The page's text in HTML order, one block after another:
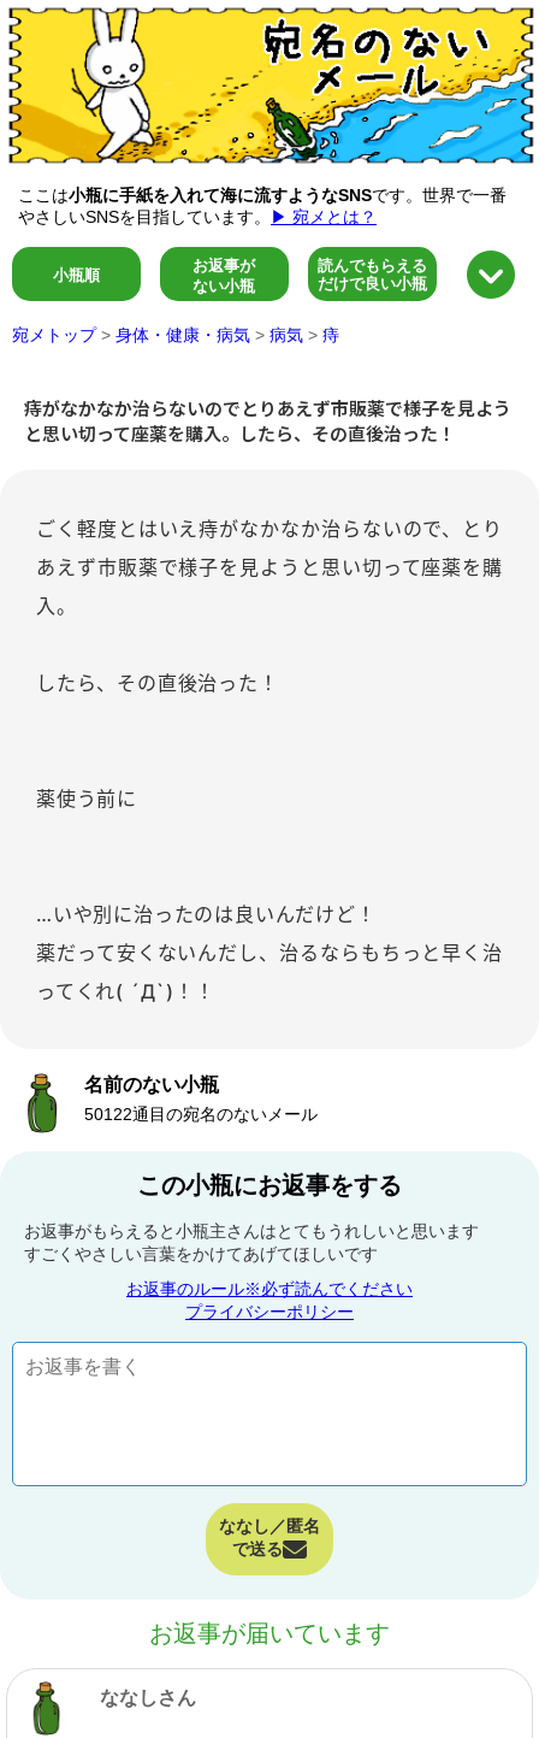
ここは小瓶に手紙を入れて海に流すようなSNSです。世界で一番
やさしいSNSを目指しています。
▶ 宛メとは？
小瓶順
お返事が
ない小瓶
読んでもらえる
だけで良い小瓶
宛メトップ > 身体・健康・病気 > 病気 > 痔
痔がなかなか治らないのでとりあえず市販薬で様子を見よう
と思い切って座薬を購入。したら、その直後治った！
ごく軽度とはいえ痔がなかなか治らないので、とり
あえず市販薬で様子を見ようと思い切って座薬を購
入。
したら、その直後治った！
薬使う前に
…いや別に治ったのは良いんだけど！
薬だって安くないんだし、治るならもちっと早く治
ってくれ( ´Д`)！！
名前のない小瓶
50122通目の宛名のないメール
この小瓶にお返事をする
お返事がもらえると小瓶主さんはとてもうれしいと思います
すごくやさしい言葉をかけてあげてほしいです
お返事のルール※必ず読んでください
プライバシーポリシー
ななし／匿名
で送る
お返事が届いています
ななしさん